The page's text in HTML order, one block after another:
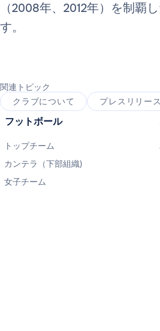
（2008年、2012年）を制覇
す。
関連トピック
クラブについて
プレスリリース
フットボール
トップチーム
カンテラ（下部組織)
女子チーム